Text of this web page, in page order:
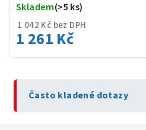
1 042 Kč bez DPH
1 261 Kč
Skladem(>5 ks)
Často kladené dotazy